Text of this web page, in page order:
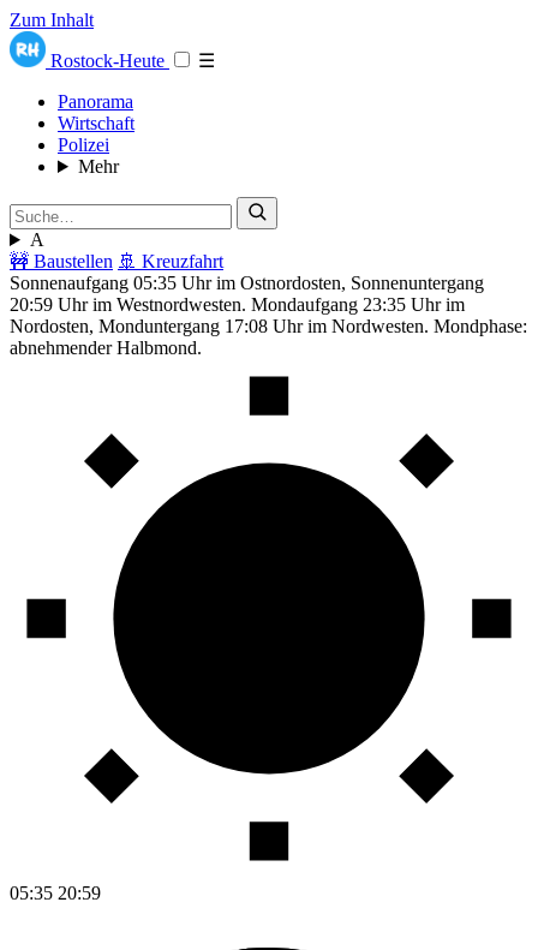
Zum Inhalt
Rostock-Heute
☰
Panorama
Wirtschaft
Polizei
Mehr
A
🚧 Baustellen 🚢 Kreuzfahrt
Sonnenaufgang 05:35 Uhr im Ostnordosten, Sonnenuntergang
20:59 Uhr im Westnordwesten. Mondaufgang 23:35 Uhr im
Nordosten, Monduntergang 17:08 Uhr im Nordwesten. Mondphase:
abnehmender Halbmond.
05:35 20:59